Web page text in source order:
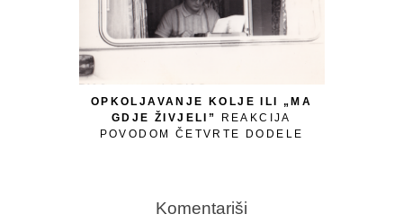
OPKOLJAVANJE KOLJE ILI „MA
GDJE ŽIVJELI”
REAKCIJA
POVODOM ČETVRTE DODELE
Komentariši